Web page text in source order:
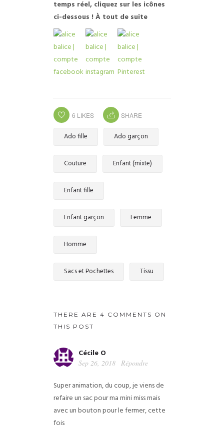
temps réel, cliquez sur les icônes
ci-dessous ! À tout de suite
6 LIKES SHARE
Ado fille Ado garçon
Couture Enfant (mixte)
Enfant fille
Enfant garçon Femme
Homme
Sacs et Pochettes Tissu
THERE ARE 4 COMMENTS ON
THIS POST
Cécile O
Sep 26, 2018 Répondre
Super animation, du coup, je viens de
refaire un sac pour ma mini miss mais
avec un bouton pour le fermer, cette
fois